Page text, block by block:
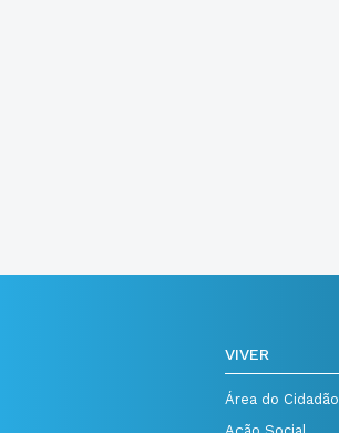
VIVER
Área do Cidadão